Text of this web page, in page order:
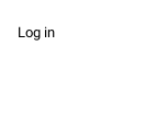
Log in